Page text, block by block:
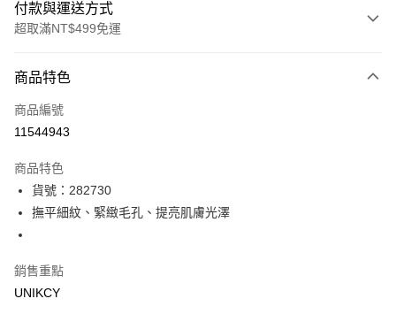
付款與運送方式
超取滿NT$499免運
icash Pay
信用卡一次付款
LINE Pay
Apple Pay
商品特色
商品編號
11544943
商品特色
貨號：282730
撫平細紋、緊緻毛孔、提亮肌膚光澤
銷售重點
UNIKCY